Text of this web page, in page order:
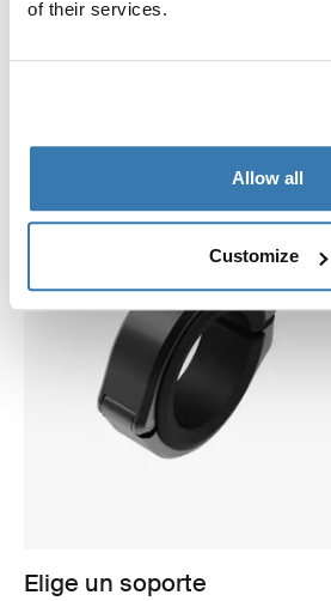
of their services.
Allow all
Customize
Elige un soporte